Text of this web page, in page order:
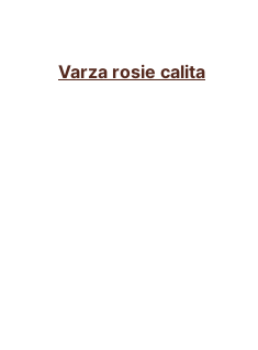
Varza rosie calita